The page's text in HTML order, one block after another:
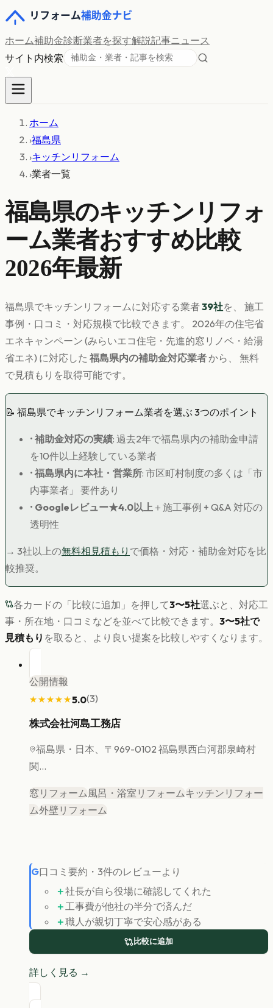
ホーム補助金診断業者を探す解説記事ニュース
サイト内検索
ホーム
›福島県
›キッチンリフォーム
›業者一覧
福島県のキッチンリフォ
ーム業者おすすめ比較
2026年最新
福島県でキッチンリフォームに対応する業者39社を、 施工
事例・口コミ・対応規模で比較できます。 2026年の住宅省
エネキャンペーン (みらいエコ住宅・先進的窓リノベ・給湯
省エネ) に対応した 福島県内の補助金対応業者から、 無料
で見積もりを取得可能です。
📝 福島県でキッチンリフォーム業者を選ぶ 3つのポイント
• 補助金対応の実績: 過去2年で福島県内の補助金申請
を10件以上経験している業者
• 福島県内に本社・営業所: 市区町村制度の多くは「市
内事業者」 要件あり
• Googleレビュー★4.0以上 ＋施工事例 + Q&A 対応の
透明性
→ 3社以上の無料相見積もり で価格・対応・補助金対応を比
較推奨。
各カードの「比較に追加」を押して3〜5社選ぶと、対応工
事・所在地・口コミなどを並べて比較できます。 3〜5社で
見積もり を取ると、より良い提案を比較しやすくなります。
公開情報
★★★★★
★★★★★5.0(3)
株式会社河島工務店
福島県 ・日本、〒969-0102 福島県西白河郡泉崎村
関...
窓リフォーム 風呂・浴室リフォームキッチンリフォー
ム外壁リフォーム
G口コミ要約 ・ 3件のレビューより
＋社長が自ら役場に確認してくれた
＋工事費が他社の半分で済んだ
＋職人が親切丁寧で安心感がある
比較に追加
詳しく見る →